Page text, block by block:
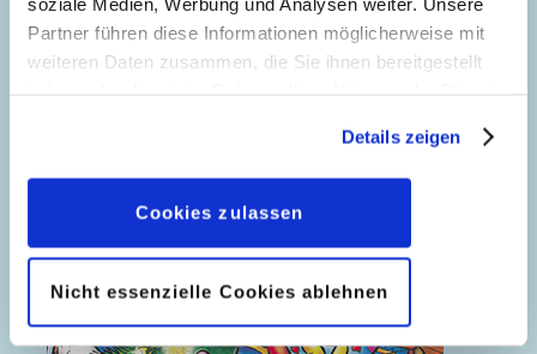
Partner führen diese Informationen möglicherweise mit
weiteren Daten zusammen, die Sie ihnen bereitgestellt
geben, können Sie diese jederzeit in der
Datenschutzerklärungwieder widerrufen.
Details zeigen
Cookies zulassen
Nicht essenzielle Cookies ablehnen